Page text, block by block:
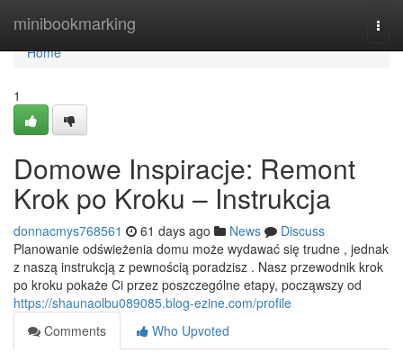
minibookmarking
Home
Home
1
Domowe Inspiracje: Remont
Krok po Kroku – Instrukcja
donnacmys768561 61 days ago News
Discuss
Planowanie odświeżenia domu może wydawać się trudne , jednak
z naszą instrukcją z pewnością poradzisz . Nasz przewodnik krok
po kroku pokaże Ci przez poszczególne etapy, począwszy od
https://shaunaolbu089085.blog-ezine.com/profile
Comments
Who Upvoted